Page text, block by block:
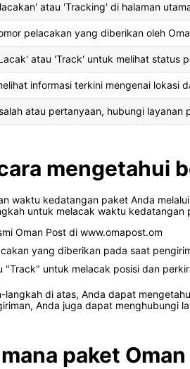
atau 'Tracking' di halaman
pelacakan yang diberikan oleh
atau 'Track' untuk melihat status
informasi terkini mengenai lokasi
atau pertanyaan, hubungi layanan
mengetahui
waktu kedatangan paket Anda
untuk melacak waktu kedatangan
Oman Post di www.omapost.om
yang diberikan pada saat
"Track" untuk melacak posisi dan
langkah di atas, Anda dapat
Anda juga dapat menghubungi
paket